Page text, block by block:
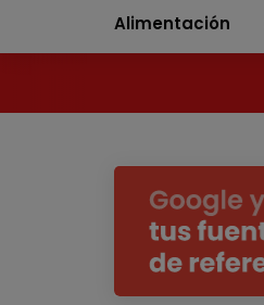
Alimentación